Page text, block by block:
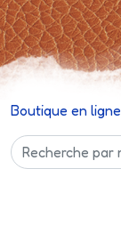
Boutique en ligne